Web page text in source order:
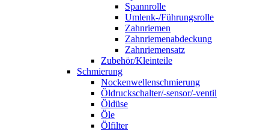
Spannrolle
Umlenk-/Führungsrolle
Zahnriemen
Zahnriemenabdeckung
Zahnriemensatz
Zubehör/Kleinteile
Schmierung
Nockenwellenschmierung
Öldruckschalter/-sensor/-ventil
Öldüse
Öle
Ölfilter